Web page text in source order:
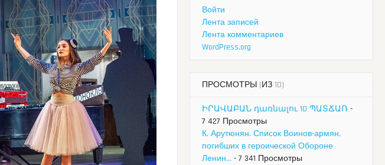
Войти
Лента записей
Лента комментариев
WordPress.org
ПРОСМОТРЫ (ИЗ 10)
ԻՐԱՎԱԲԱՆ դառնալու 10 ՊԱՏՃԱՌ -
7 427 Просмотры
К. Арутюнян. Список Воинов-армян,
погибших в героической Обороне
Ленин... - 7 341 Просмотры